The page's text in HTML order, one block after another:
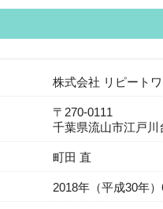
株式会社 リピート
〒270-0111
千葉県流山市江戸川
町田 直
2018年（平成30年）